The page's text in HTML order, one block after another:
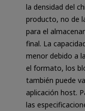
la densidad del
producto, no de
para el
final. La
menor debido a
el formato, los
también puede
aplicación host.
las